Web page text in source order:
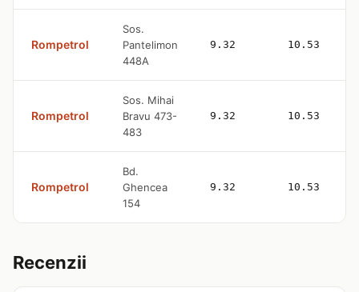
Rompetrol
Sos.
Pantelimon
448A
9.32 10.53
Rompetrol
Sos. Mihai
Bravu 473-
483
9.32 10.53
Rompetrol
Bd.
Ghencea
154
9.32 10.53
Recenzii